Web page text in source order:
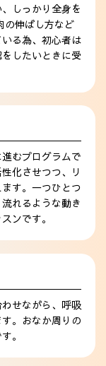
しっかり全身を
の伸ばし方など
る為、初心者は
したいときに受
むプログラムで
化させつつ、リ
す。一つひとつ
れるような動き
ンです。
せながら、呼吸
。おなか周りの
。